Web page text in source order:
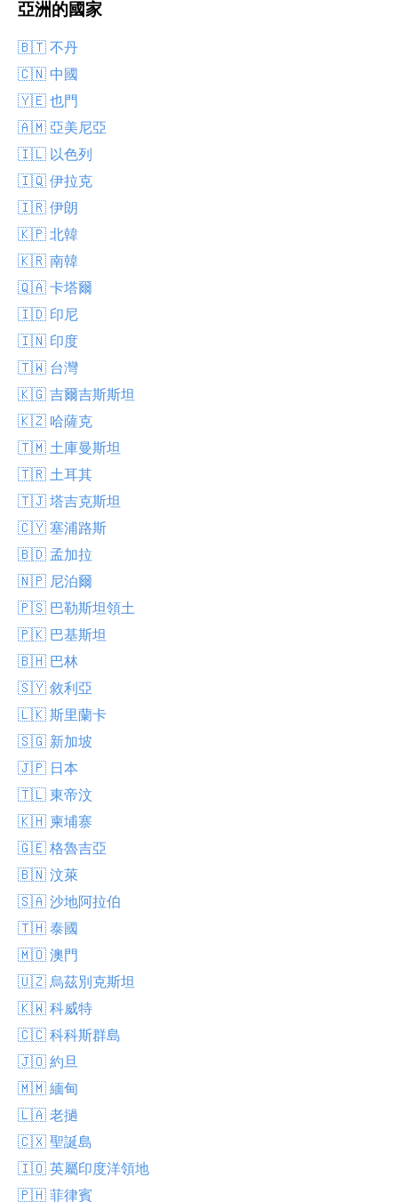
亞洲的國家
🇧🇹 不丹
🇨🇳 中國
🇾🇪 也門
🇦🇲 亞美尼亞
🇮🇱 以色列
🇮🇶 伊拉克
🇮🇷 伊朗
🇰🇵 北韓
🇰🇷 南韓
🇶🇦 卡塔爾
🇮🇩 印尼
🇮🇳 印度
🇹🇼 台灣
🇰🇬 吉爾吉斯斯坦
🇰🇿 哈薩克
🇹🇲 土庫曼斯坦
🇹🇷 土耳其
🇹🇯 塔吉克斯坦
🇨🇾 塞浦路斯
🇧🇩 孟加拉
🇳🇵 尼泊爾
🇵🇸 巴勒斯坦領土
🇵🇰 巴基斯坦
🇧🇭 巴林
🇸🇾 敘利亞
🇱🇰 斯里蘭卡
🇸🇬 新加坡
🇯🇵 日本
🇹🇱 東帝汶
🇰🇭 柬埔寨
🇬🇪 格魯吉亞
🇧🇳 汶萊
🇸🇦 沙地阿拉伯
🇹🇭 泰國
🇲🇴 澳門
🇺🇿 烏茲別克斯坦
🇰🇼 科威特
🇨🇨 科科斯群島
🇯🇴 約旦
🇲🇲 緬甸
🇱🇦 老撾
🇨🇽 聖誕島
🇮🇴 英屬印度洋領地
🇵🇭 菲律賓